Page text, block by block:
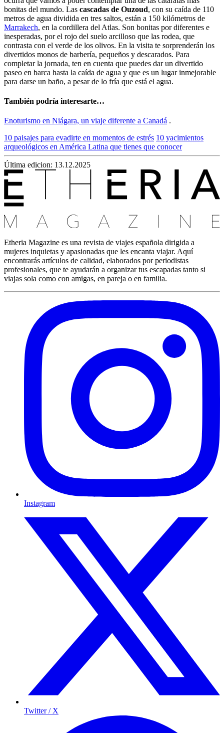
bonitas del mundo. Las cascadas de Ouzoud, con su caída de 110
metros de agua dividida en tres saltos, están a 150 kilómetros de
Marrakech, en la cordillera del Atlas. Son bonitas por diferentes e
inesperadas, por el rojo del suelo arcilloso que las rodea, que
contrasta con el verde de los olivos. En la visita te sorprenderán los
divertidos monos de barbería, pequeños y descarados. Para
completar la jornada, ten en cuenta que puedes dar un divertido
paseo en barca hasta la caída de agua y que es un lugar inmejorable
para darse un baño, a pesar de lo fría que está el agua.
También podría interesarte…
Enoturismo en Niágara, un viaje diferente a Canadá .
10 paisajes para evadirte en momentos de estrés 10 yacimientos
arqueológicos en América Latina que tienes que conocer
Última edicion: 13.12.2025
Etheria Magazine es una revista de viajes española dirigida a
mujeres inquietas y apasionadas que les encanta viajar. Aquí
encontrarás artículos de calidad, elaborados por periodistas
profesionales, que te ayudarán a organizar tus escapadas tanto si
viajas sola como con amigas, en pareja o en familia.
Instagram
Twitter / X